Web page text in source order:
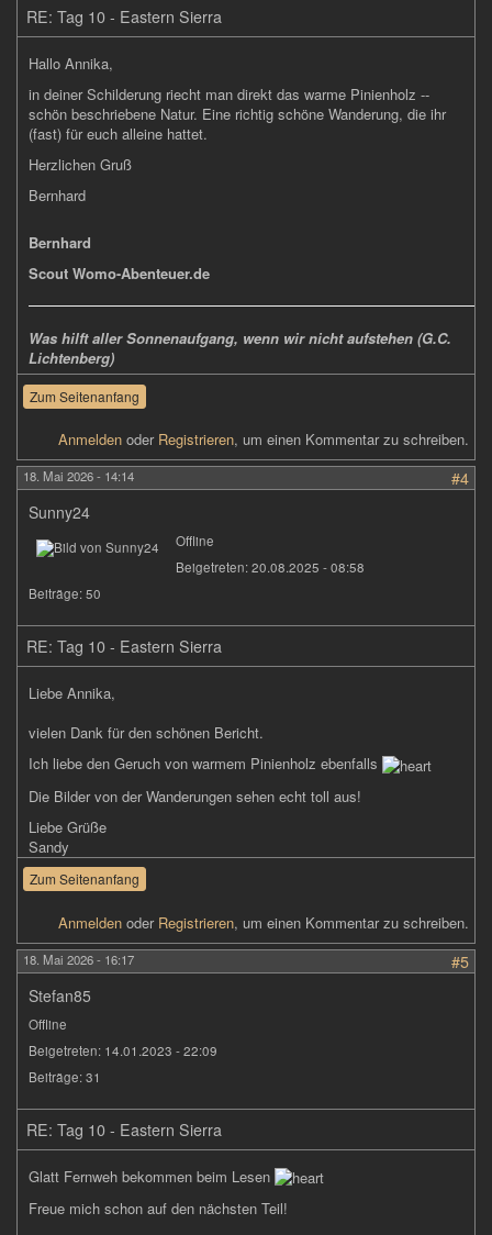
RE: Tag 10 - Eastern Sierra
Hallo Annika,
in deiner Schilderung riecht man direkt das warme Pinienholz --
schön beschriebene Natur. Eine richtig schöne Wanderung, die ihr
(fast) für euch alleine hattet.
Herzlichen Gruß
Bernhard
Bernhard
Scout Womo-Abenteuer.de
Was hilft aller Sonnenaufgang, wenn wir nicht aufstehen (G.C.
Lichtenberg)
Zum Seitenanfang
Anmelden oder Registrieren, um einen Kommentar zu schreiben.
18. Mai 2026 - 14:14
#4
Sunny24
Offline
Beigetreten:20.08.2025 - 08:58
Beiträge:50
RE: Tag 10 - Eastern Sierra
Liebe Annika,
vielen Dank für den schönen Bericht.
Ich liebe den Geruch von warmem Pinienholz ebenfalls
Die Bilder von der Wanderungen sehen echt toll aus!
Liebe Grüße
Sandy
Zum Seitenanfang
Anmelden oder Registrieren, um einen Kommentar zu schreiben.
18. Mai 2026 - 16:17
#5
Stefan85
Offline
Beigetreten: 14.01.2023 - 22:09
Beiträge:31
RE: Tag 10 - Eastern Sierra
Glatt Fernweh bekommen beim Lesen
Freue mich schon auf den nächsten Teil!